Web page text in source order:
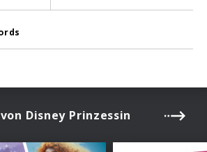
Disney Prinzessin